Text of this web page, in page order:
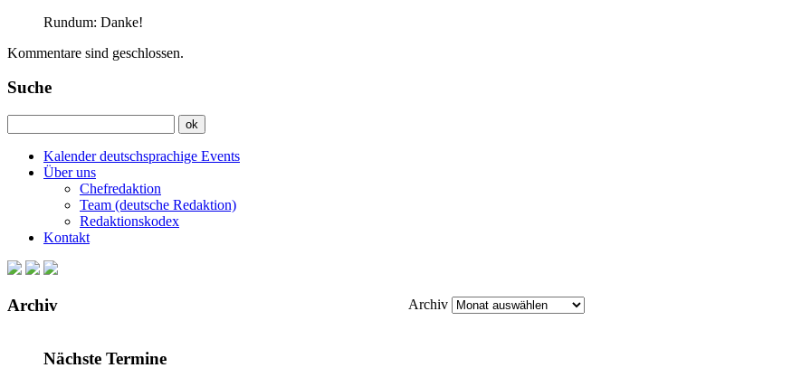
Rundum: Danke!
Kommentare sind geschlossen.
Suche
Kalender deutschsprachige Events
Über uns
Chefredaktion
Team (deutsche Redaktion)
Redaktionskodex
Kontakt
Archiv Archiv
Nächste Termine